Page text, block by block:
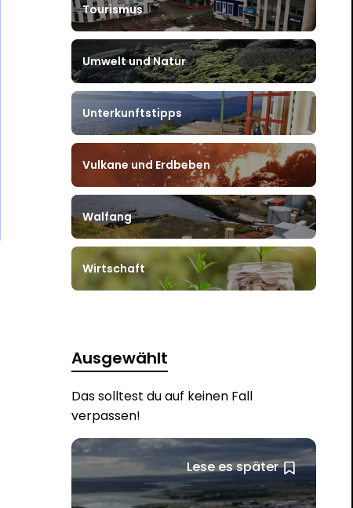
Tourismus
Umwelt und Natur
Unterkunftstipps
Vulkane und Erdbeben
Walfang
Wirtschaft
Ausgewählt
Das solltest du auf keinen Fall
verpassen!
Lese es später